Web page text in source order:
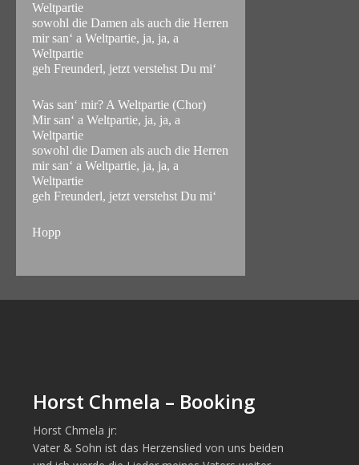
Weltpartie
sowohl die Damen als auch die Herren
mir san‘ a Weltpartie, ja, ja, a
Weltpartie
geh Freunderl, jetzt verstehst Du mi‘
Was san‘ mir? A Weltpartie (Chor)
Mir san‘ a Weltpartie, ja, ja, a
Weltpartie
sowohl die Damen als auch die Herren
mir san‘ a Weltpartie, ja, ja, a
Weltpartie
geh Freunderl, jetzt verstehst Du mi‘
Hopp
Horst Chmela – Booking
Horst Chmela jr:
Vater & Sohn ist das Herzenslied von uns beiden